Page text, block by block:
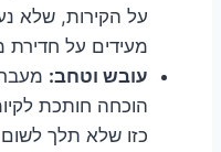
על הקירות, שלא
מעידים על חדירת
עובש וטחב:
הוכחה חותכת
כזו שלא תלך